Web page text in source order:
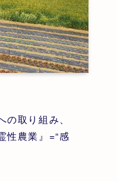
取り組み、
性農業』=“感